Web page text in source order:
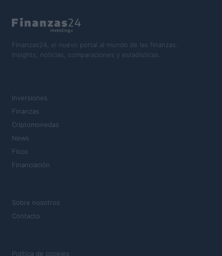
Finanzas24, el nuevo portal al mundo de las finanzas.
Insights, noticias, comparaciones y estadísticas.
Inversiones
Finanzas
Criptomonedas
News
Fisco
Financiación
Sobre nosotros
Contacto
Política de cookies